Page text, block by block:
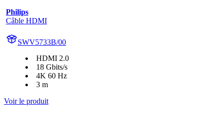
Philips
Câble HDMI
SWV5733B/00
HDMI 2.0
18 Gbits/s
4K 60 Hz
3 m
Voir le produit